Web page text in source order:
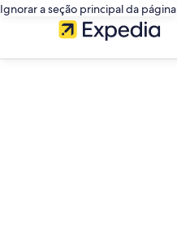
Ignorar a seção principal da página